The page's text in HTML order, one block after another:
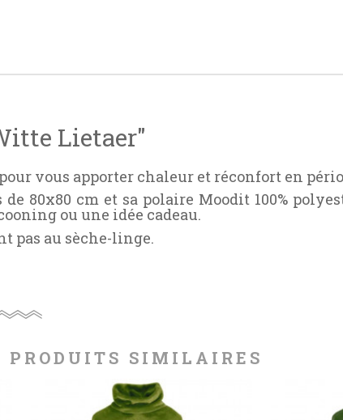
Lietaer"
vous apporter chaleur et réconfort en
80x80 cm et sa polaire Moodit 100%
ou une idée cadeau.
pas au sèche-linge.
SIMILAIRES